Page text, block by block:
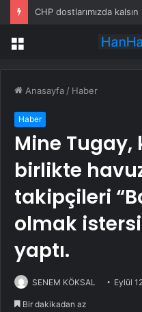
CHP dostlarımızda kalsın
Menü
Anasayfa / Haber
Haber
Mine Tugay,
birlikte
takipçileri
olmak
yaptı.
SENEM KÖKSAL Eylül
Bir dakikadan az